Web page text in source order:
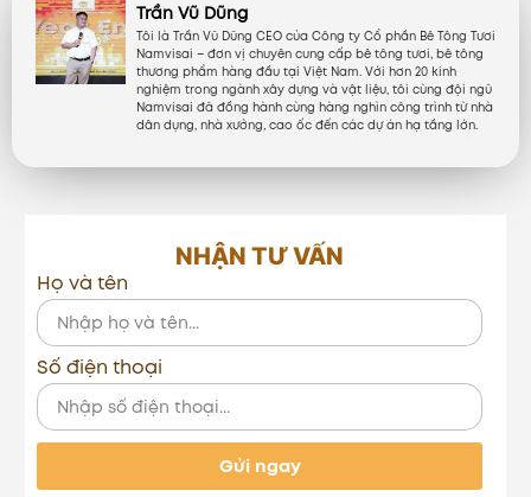
Trần Vũ Dũng
Tôi là Trần Vũ Dũng CEO của Công ty Cổ phần Bê Tông Tươi
Namvisai – đơn vị chuyên cung cấp bê tông tươi, bê tông
thương phẩm hàng đầu tại Việt Nam. Với hơn 20 kinh
nghiệm trong ngành xây dựng và vật liệu, tôi cùng đội ngũ
Namvisai đã đồng hành cùng hàng nghìn công trình từ nhà
dân dụng, nhà xưởng, cao ốc đến các dự án hạ tầng lớn.
NHẬN TƯ VẤN
Họ và tên
Số điện thoại
Gửi ngay